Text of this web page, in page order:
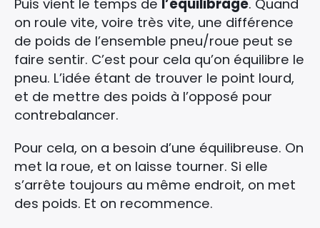
Puis vient le temps de l’équilibrage. Quand
on roule vite, voire très vite, une différence
de poids de l’ensemble pneu/roue peut se
faire sentir. C’est pour cela qu’on équilibre le
pneu. L’idée étant de trouver le point lourd,
et de mettre des poids à l’opposé pour
contrebalancer.
Pour cela, on a besoin d’une équilibreuse. On
met la roue, et on laisse tourner. Si elle
s’arrête toujours au même endroit, on met
des poids. Et on recommence.